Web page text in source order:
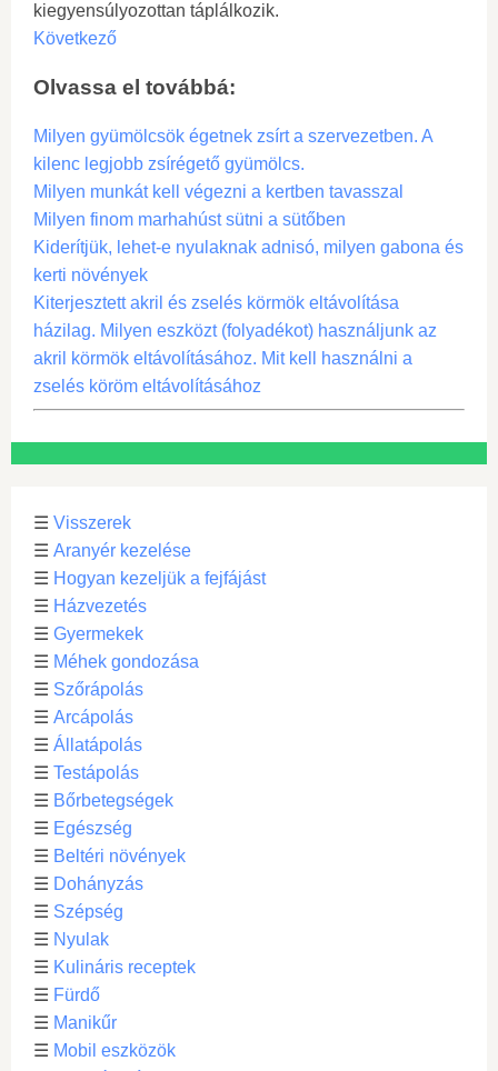
kiegyensúlyozottan táplálkozik.
Következő
Olvassa el továbbá:
Milyen gyümölcsök égetnek zsírt a szervezetben. A
kilenc legjobb zsírégető gyümölcs.
Milyen munkát kell végezni a kertben tavasszal
Milyen finom marhahúst sütni a sütőben
Kiderítjük, lehet-e nyulaknak adnisó, milyen gabona és
kerti növények
Kiterjesztett akril és zselés körmök eltávolítása
házilag. Milyen eszközt (folyadékot) használjunk az
akril körmök eltávolításához. Mit kell használni a
zselés köröm eltávolításához
☰ Visszerek
☰ Aranyér kezelése
☰ Hogyan kezeljük a fejfájást
☰ Házvezetés
☰ Gyermekek
☰ Méhek gondozása
☰ Szőrápolás
☰ Arcápolás
☰ Állatápolás
☰ Testápolás
☰ Bőrbetegségek
☰ Egészség
☰ Beltéri növények
☰ Dohányzás
☰ Szépség
☰ Nyulak
☰ Kulináris receptek
☰ Fürdő
☰ Manikűr
☰ Mobil eszközök